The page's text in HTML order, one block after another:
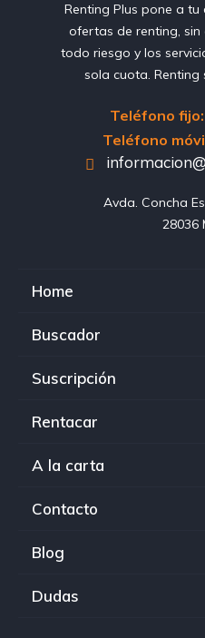
Renting Plus pone a
ofertas de renting,
todo riesgo y los
sola cuota. Renting
Teléfono fijo:
Teléfono
Avda. Concha
28036
Home
Buscador
Suscripción
Rentacar
A la carta
Contacto
Blog
Dudas